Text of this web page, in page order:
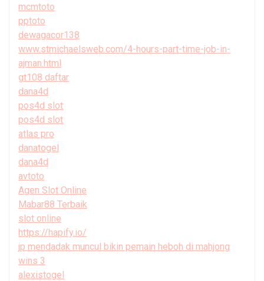
mcmtoto
pptoto
dewagacor138
www.stmichaelsweb.com/4-hours-part-time-job-in-
ajman.html
gt108 daftar
dana4d
pos4d slot
pos4d slot
atlas pro
danatogel
dana4d
avtoto
Agen Slot Online
Mabar88 Terbaik
slot online
https://hapify.io/
jp mendadak muncul bikin pemain heboh di mahjong
wins 3
alexistogel